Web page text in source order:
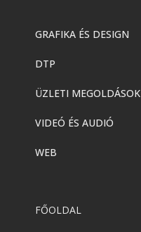
GRAFIKA ÉS DESIGN
DTP
ÜZLETI MEGOLDÁSOK
VIDEÓ ÉS AUDIÓ
WEB
FŐOLDAL